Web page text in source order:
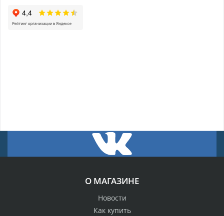
О МАГАЗИНЕ
Новости
Как купить